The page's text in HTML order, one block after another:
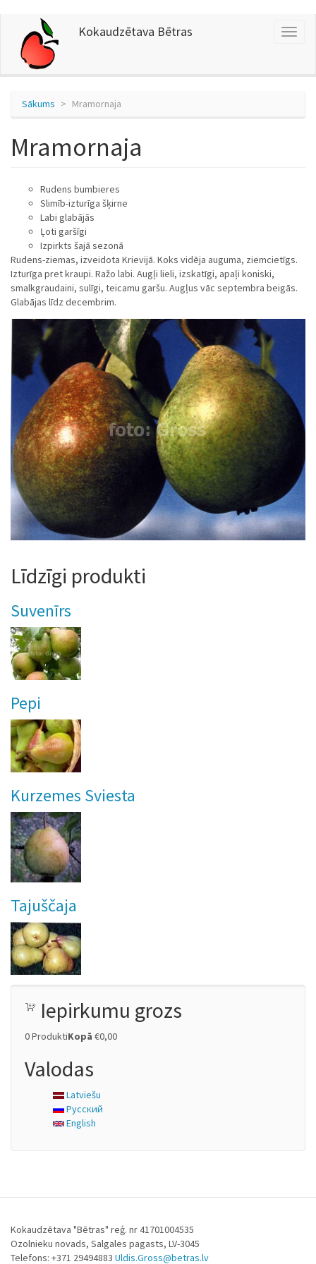
galveno
saturu
Kokaudzētava Bētras
Sākums Mramornaja
Mramornaja
Rudens bumbieres
Slimīb-izturīga šķirne
Labi glabājās
Ļoti garšīgi
Izpirkts šajā sezonā
Rudens-ziemas, izveidota Krievijā. Koks vidēja auguma, ziemcietīgs.
Izturīga pret kraupi. Ražo labi. Augļi lieli, izskatīgi, apaļi koniski,
smalkgraudaini, sulīgi, teicamu garšu. Augļus vāc septembra beigās.
Glabājas līdz decembrim.
Līdzīgi produkti
Suvenīrs
Pepi
Kurzemes Sviesta
Tajuščaja
Iepirkumu grozs
0ProduktiKopā €0,00
Valodas
Latviešu
Русский
English
Kokaudzētava "Bētras" reģ. nr 41701004535
Ozolnieku novads, Salgales pagasts, LV-3045
Telefons: +371 29494883 Uldis.Gross@betras.lv